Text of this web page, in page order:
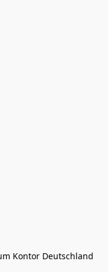
Kontor Deutschland